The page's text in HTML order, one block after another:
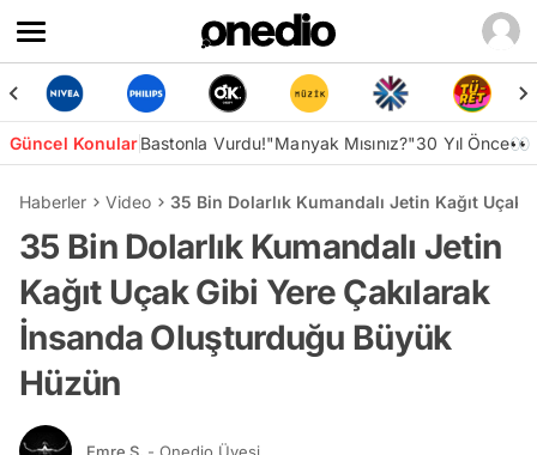
Güncel KonularBastonla Vurdu!"Manyak Mısınız?"30 Yıl Önce👀
Haberler Video 35 Bin Dolarlık Kumandalı Jetin Kağıt
35 Bin Dolarlık Kumandalı Jetin
Kağıt Uçak Gibi Yere Çakılarak
İnsanda Oluşturduğu Büyük
Hüzün
Emre Ş. - Onedio Üyesi